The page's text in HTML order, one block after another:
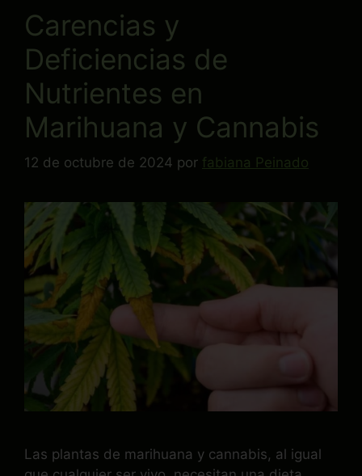
Carencias y
Deficiencias de
Nutrientes en
Marihuana y Cannabis
12 de octubre de 2024 por fabiana Peinado
Las plantas de marihuana y cannabis, al igual